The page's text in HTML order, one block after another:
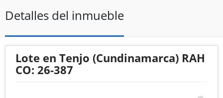
Detalles del inmueble
Lote en Tenjo (Cundinamarca) RAH
CO: 26-387